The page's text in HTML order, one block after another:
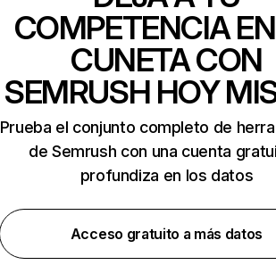
COMPETENCIA
CUNETA CON
SEMRUSH HOY
Prueba el conjunto completo de
de Semrush con una cuenta
profundiza en los datos
Acceso gratuito a más datos